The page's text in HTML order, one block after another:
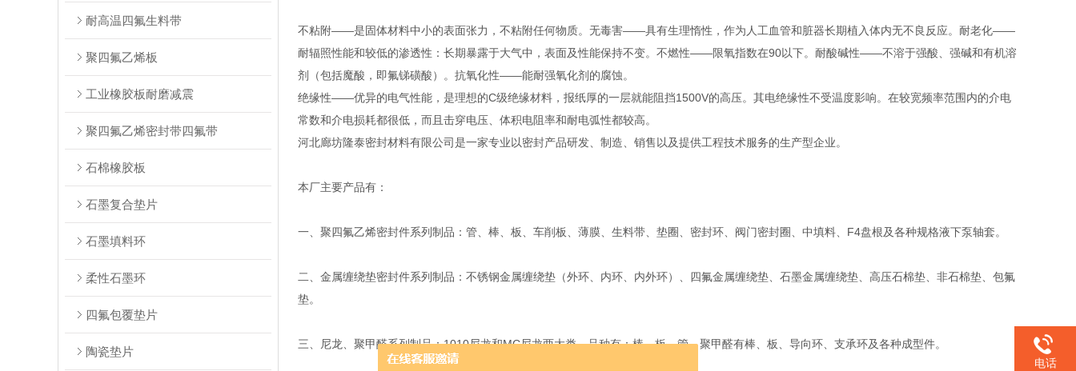
耐高温四氟生料带
聚四氟乙烯板
工业橡胶板耐磨减震
聚四氟乙烯密封带四氟带
石棉橡胶板
石墨复合垫片
石墨填料环
柔性石墨环
四氟包覆垫片
陶瓷垫片
不粘附——是固体材料中小的表面张力，不粘附任何物质。无毒害——具有生理惰性，作为人工血管和脏器长期植入体内无不良反应。耐老化——
耐辐照性能和较低的渗透性：长期暴露于大气中，表面及性能保持不变。不燃性——限氧指数在90以下。耐酸碱性——不溶于强酸、强碱和有机溶
剂（包括魔酸，即氟锑磺酸）。抗氧化性——能耐强氧化剂的腐蚀。
绝缘性——优异的电气性能，是理想的C级绝缘材料，报纸厚的一层就能阻挡1500V的高压。其电绝缘性不受温度影响。在较宽频率范围内的介电
常数和介电损耗都很低，而且击穿电压、体积电阻率和耐电弧性都较高。
河北廊坊隆泰密封材料有限公司是一家专业以密封产品研发、制造、销售以及提供工程技术服务的生产型企业。
本厂主要产品有：
一、聚四氟乙烯密封件系列制品：管、棒、板、车削板、薄膜、生料带、垫圈、密封环、阀门密封圈、中填料、F4盘根及各种规格液下泵轴套。
二、金属缠绕垫密封件系列制品：不锈钢金属缠绕垫（外环、内环、内外环）、四氟金属缠绕垫、石墨金属缠绕垫、高压石棉垫、非石棉垫、包氟
垫。
三、尼龙、聚甲醛系列制品：1010尼龙和MC尼龙两大类，品种有：棒、板、管。聚甲醛有棒、板、导向环、支承环及各种成型件。
电话